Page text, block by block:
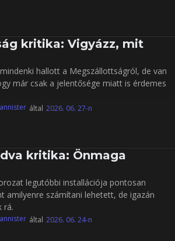
kritika: Vigyázz, mit
hallott a Megszállottságról, de van
már csak a jelentősége miatt is érdemes
által 2026. 06. 27-n
kritika: Önmaga
legutóbbi installációja pontosan
amilyenre számítani lehetett, de igazán
rá.
által 2026. 06. 24-n